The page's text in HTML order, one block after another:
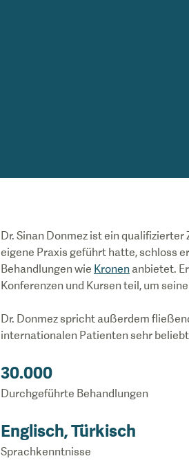
Dr. Sinan Donmez ist ein
eigene Praxis geführt hatte, schloss
Behandlungen wie Kronen anbietet.
Konferenzen und Kursen teil, um
Dr. Donmez spricht außerdem
internationalen Patienten sehr
30.000
Durchgeführte Behandlungen
Englisch, Türkisch
Sprachkenntnisse